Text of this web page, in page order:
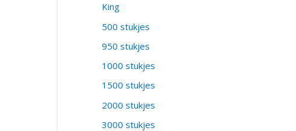
King
500 stukjes
950 stukjes
1000 stukjes
1500 stukjes
2000 stukjes
3000 stukjes